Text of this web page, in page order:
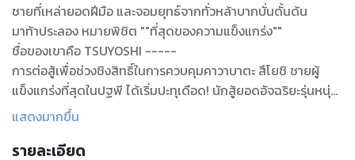
ชายที่เหล่ายอดฝีมือ และจอมยุทธ์จากทั่วหล้าบากบั่นดั้นด้น
มาท้าประลอง หมายพิชิต ""ที่สุดของความแข็งแกร่ง""
ชื่อของเขาคือ TSUYOSHI -----
การต่อสู้เพื่อช่วงชิงสิทธิ์ในการควบคุมคาวาบาตะ สึโยชิ ชายผู้
แข็งแกร่งที่สุดในปฐพี ได้เริ่มปะทุเดือด! นักสู้ยอดอัจฉริยะรุ่นหนุ่ม
VS นักฆ่าปลายนิ้วเปื้อนเลือด ยอดฝีมือคาราเต้ที่ลงชิงชัยเพื่อ
มวยแปดปรมัตถ์ VS ยอดมนุษย์สัญชาติรัสเซีย หากชนะก็รุ่งโรจน์
แสดงมากขึ้น
รายละเอียด